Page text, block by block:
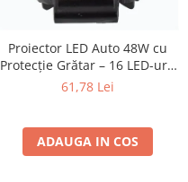
Proiector LED Auto 48W cu
Protecție Grătar – 16 LED-uri,
Tip Flood, 12-24V (16 cm)
61,78 Lei
ADAUGA IN COS